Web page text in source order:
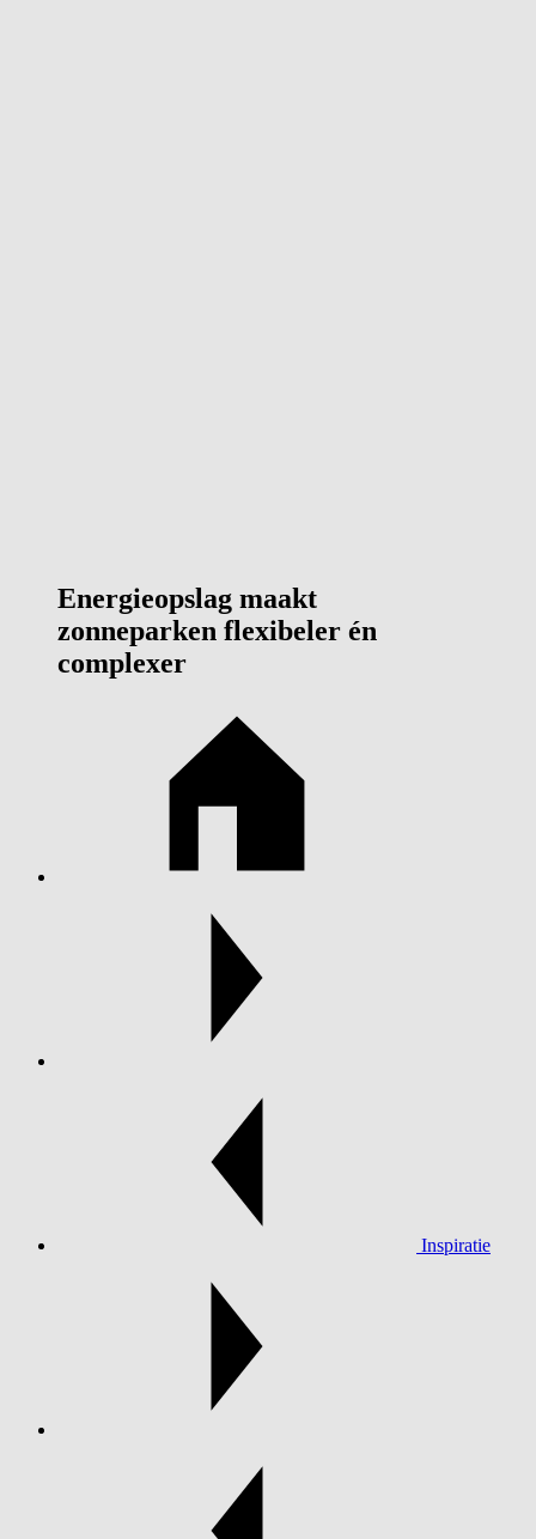
Energieopslag maakt
zonneparken flexibeler én
complexer
Inspiratie